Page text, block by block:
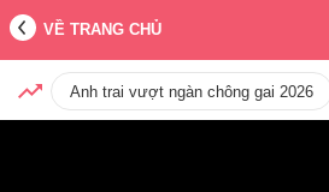
VỀ TRANG CHỦ
Anh trai vượt ngàn chông gai 2026